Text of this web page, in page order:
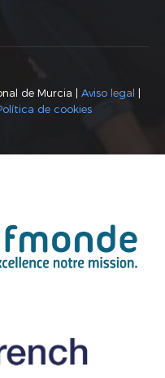
de Murcia | Aviso legal |
de cookies